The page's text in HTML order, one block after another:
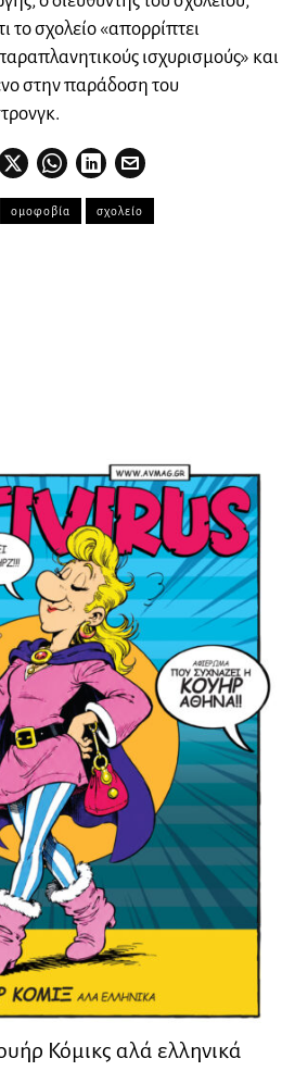
το σχολείο «απορρίπτει
ισχυρισμούς» και
στην παράδοση του
ομοφοβία σχολείο
Κόμικς αλά ελληνικά